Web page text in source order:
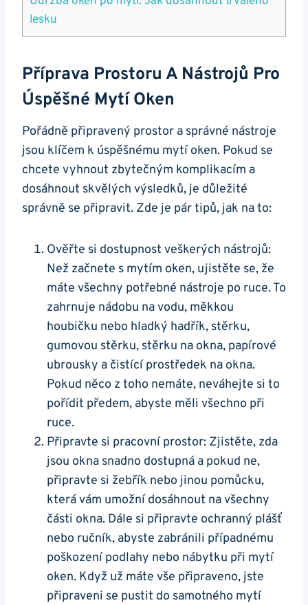
lesku
Příprava Prostoru A Nástrojů Pro
Úspěšné Mytí Oken
Pořádně připravený prostor a správné nástroje
jsou klíčem k úspěšnému mytí oken. Pokud se
chcete vyhnout zbytečným komplikacím a
dosáhnout skvělých výsledků, je důležité
správně se připravit. Zde je pár tipů, jak na to:
Ověřte si dostupnost veškerých nástrojů:
Než začnete s mytím oken, ujistěte se, že
máte všechny potřebné nástroje po ruce. To
zahrnuje nádobu na vodu, měkkou
houbičku nebo hladký hadřík, stěrku,
gumovou stěrku, stěrku na okna, papírové
ubrousky a čistící prostředek na okna.
Pokud něco z toho nemáte, neváhejte si to
pořídit předem, abyste měli všechno při
ruce.
Připravte si pracovní prostor: Zjistěte, zda
jsou okna snadno dostupná a pokud ne,
připravte si žebřík nebo jinou pomůcku,
která vám umožní dosáhnout na všechny
části okna. Dále si připravte ochranný plášť
nebo ručník, abyste zabránili případnému
poškození podlahy nebo nábytku při mytí
oken. Když už máte vše připraveno, jste
připraveni se pustit do samotného mytí